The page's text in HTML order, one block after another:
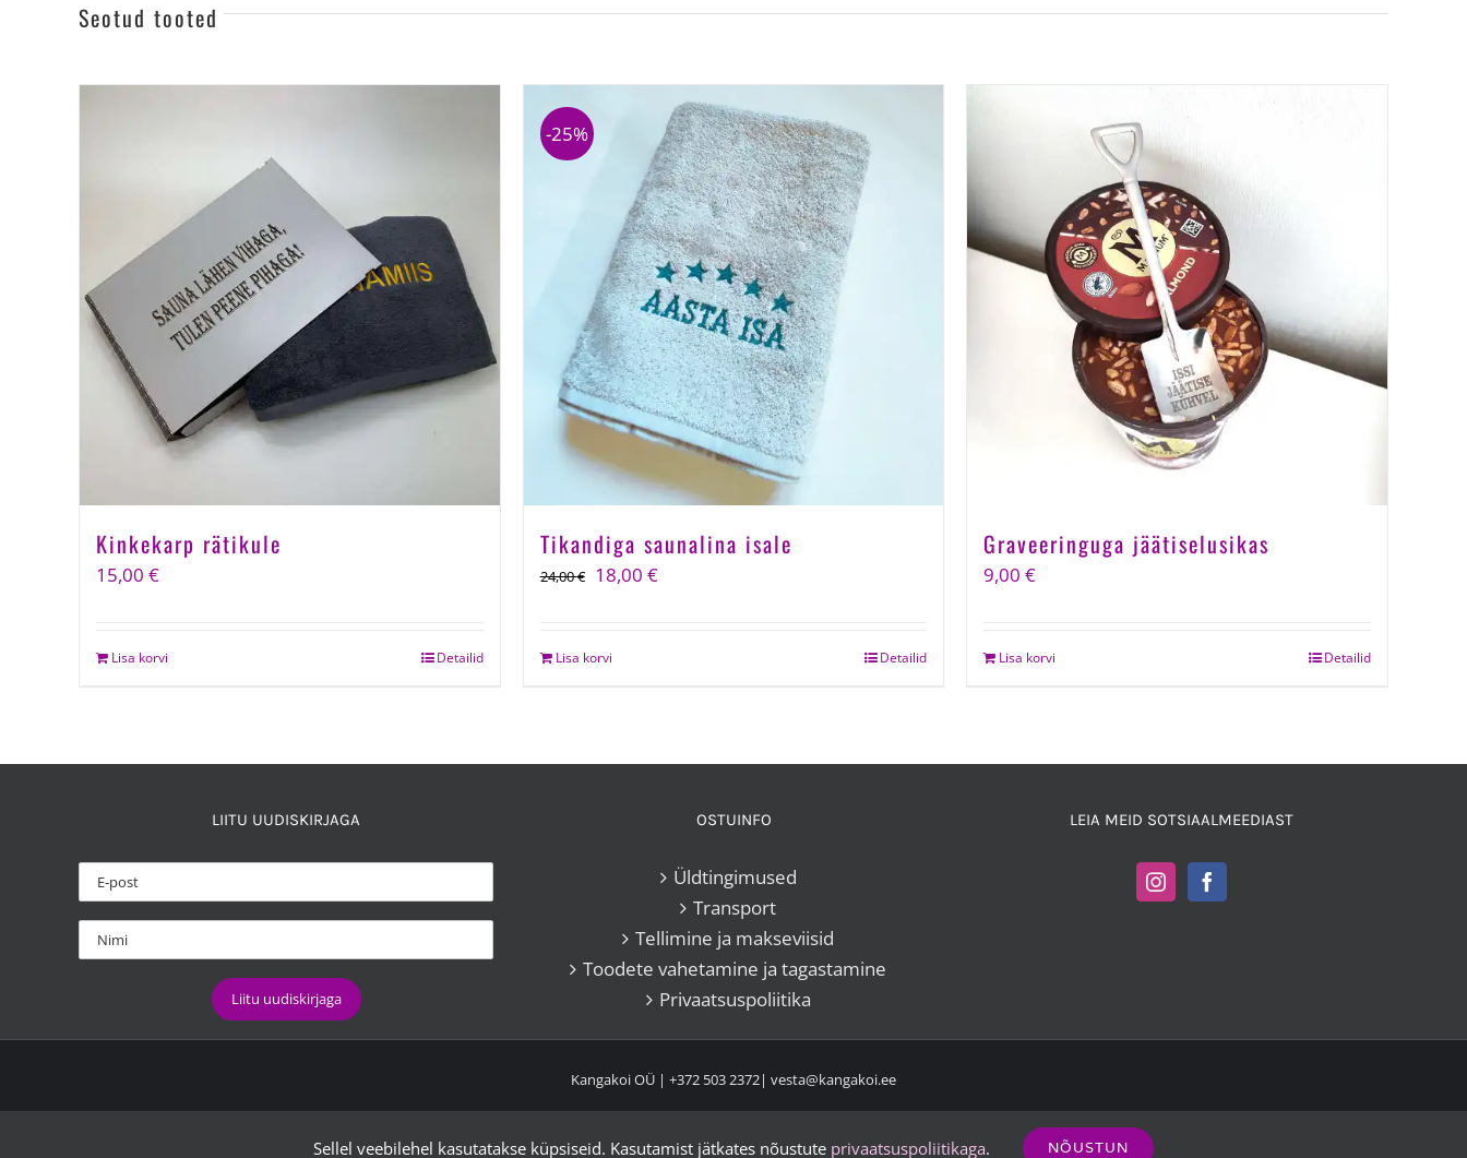
Seotud tooted
Kinkekarp rätikule
15,00 €
Lisa korvi Detailid
-25%
Tikandiga saunalina isale
24,00€ Algne
24,00 €.
18,00 €Current
Lisa korvi Detailid
Graveeringuga jäätiselusikas
9,00€
Lisa korvi Detailid
LIITU UUDISKIRJAGA OSTUINFO
Üldtingimused
Transport
Tellimine ja makseviisid
Toodete vahetamine ja tagastamine
Privaatsuspoliitika
LEIA MEID SOTSIAALMEEDIAST
Kangakoi OÜ | +372 503 2372| vesta@kangakoi.ee
InstagramFacebook
Sellel veebilehel kasutatakse küpsiseid. Kasutamist jätkates nõustute privaatsuspoliitikaga. NÕUSTUN